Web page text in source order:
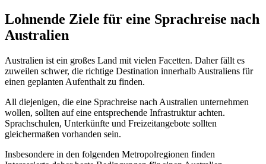
Lohnende Ziele für eine Sprachreise nach
Australien
Australien ist ein großes Land mit vielen Facetten. Daher fällt es
zuweilen schwer, die richtige Destination innerhalb Australiens für
einen geplanten Aufenthalt zu finden.
All diejenigen, die eine Sprachreise nach Australien unternehmen
wollen, sollten auf eine entsprechende Infrastruktur achten.
Sprachschulen, Unterkünfte und Freizeitangebote sollten
gleichermaßen vorhanden sein.
Insbesondere in den folgenden Metropolregionen finden